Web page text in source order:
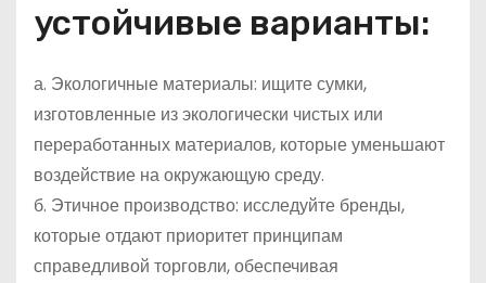
устойчивые варианты:
а. Экологичные материалы: ищите сумки,
изготовленные из экологически чистых или
переработанных материалов, которые уменьшают
воздействие на окружающую среду.
б. Этичное производство: исследуйте бренды,
которые отдают приоритет принципам
справедливой торговли, обеспечивая